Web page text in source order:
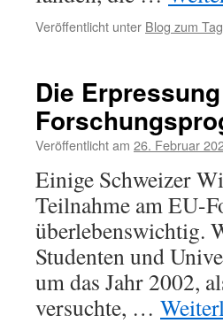
Veröffentlicht unter Blog zum Tag
Die
Veröffentlicht am 26. Februar
Einige Schweizer
Teilnahme am EU-
überlebenswichtig.
Studenten und
um das Jahr 2002,
versuchte, …